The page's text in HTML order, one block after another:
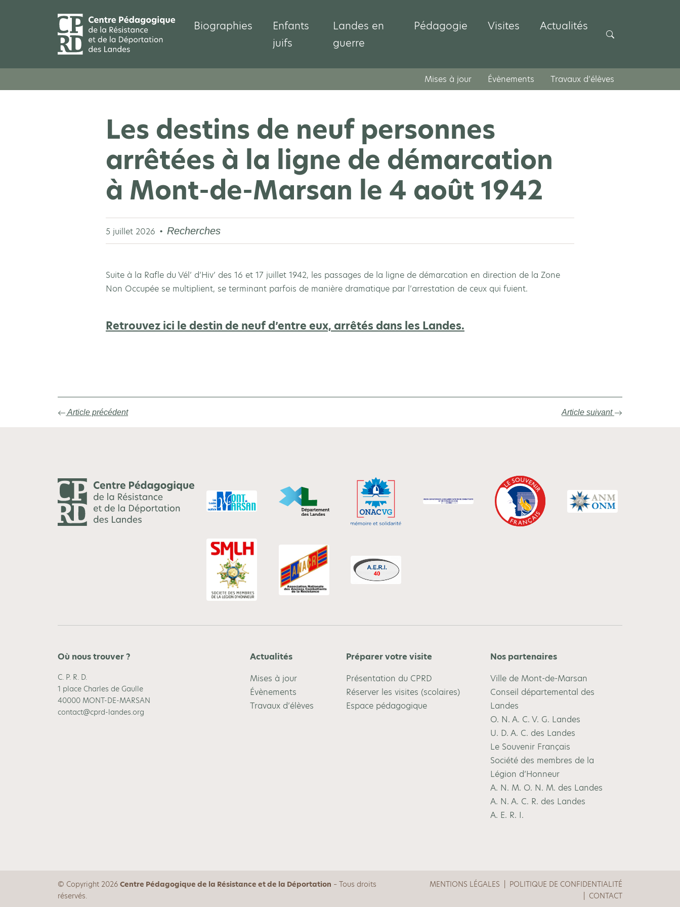
Biographies
Enfants
juifs
Landes en
guerre
Pédagogie Visites Actualités
Rechercher
Mises à jour Évènements Travaux d’élèves
Les destins de neuf personnes
arrêtées à la ligne de démarcation
à Mont-de-Marsan le 4 août 1942
5 juillet 2026 Recherches
Suite à la Rafle du Vél’ d’Hiv’ des 16 et 17 juillet 1942, les passages de la ligne de démarcation en direction de la Zone
Non Occupée se multiplient, se terminant parfois de manière dramatique par l’arrestation de ceux qui fuient.
Retrouvez ici le destin de neuf d’entre eux, arrêtés dans les Landes.
Article précédent Article suivant
Où nous trouver ?
C. P. R. D.
1 place Charles de Gaulle
40000 MONT-DE-MARSAN
contact@cprd-landes.org
Actualités
Mises à jour
Évènements
Travaux d’élèves
Préparer votre visite
Présentation du CPRD
Réserver les visites (scolaires)
Espace pédagogique
Nos partenaires
Ville de Mont-de-Marsan
Conseil départemental des
Landes
O. N. A. C. V. G. Landes
U. D. A. C. des Landes
Le Souvenir Français
Société des membres de la
Légion d’Honneur
A. N. M. O. N. M. des Landes
A. N. A. C. R. des Landes
A. E. R. I.
© Copyright 2026 Centre Pédagogique de la Résistance et de la Déportation – Tous droits
réservés.
MENTIONS LÉGALES
POLITIQUE DE CONFIDENTIALITÉ
CONTACT